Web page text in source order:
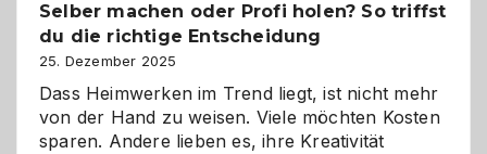
Herausforderungen
und
Zukunft
Selber machen oder Profi holen? So triffst
du die richtige Entscheidung
25. Dezember 2025
Dass Heimwerken im Trend liegt, ist nicht mehr
von der Hand zu weisen. Viele möchten Kosten
sparen. Andere lieben es, ihre Kreativität